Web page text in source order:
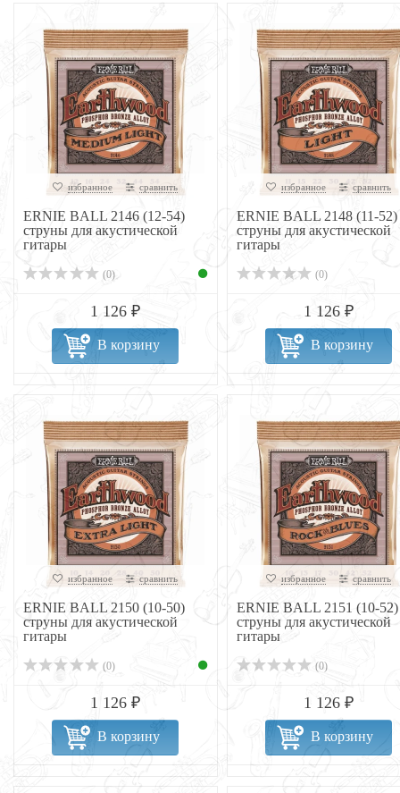
избранное сравнить
ERNIE BALL 2146 (12-54)
струны для акустической
гитары
(0)
1 126 ₽
В корзину
избранное сравнить
ERNIE BALL 2148 (11-52)
струны для акустической
гитары
(0)
1 126 ₽
В корзину
избранное сравнить
ERNIE BALL 2150 (10-50)
струны для акустической
гитары
(0)
1 126 ₽
В корзину
избранное сравнить
ERNIE BALL 2151 (10-52)
струны для акустической
гитары
(0)
1 126 ₽
В корзину